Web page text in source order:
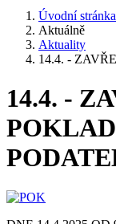
Úvodní stránka
Aktuálně
Aktuality
14.4. -
14.4. -